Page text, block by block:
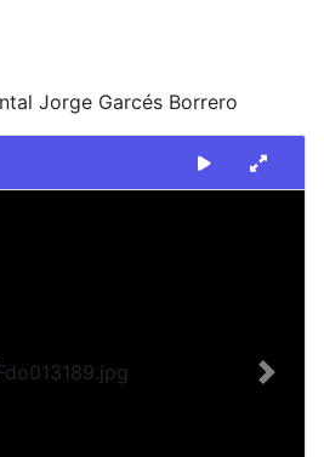
Jorge Garcés Borrero
Next